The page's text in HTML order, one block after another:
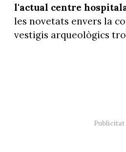
l'actual centre
les novetats envers la
vestigis arqueològics